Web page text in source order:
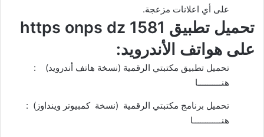
على أي اعلانات مزعجة.
تحميل تطبيق https onps dz 1581
على هواتف الأندرويد:
تحميل تطبيق مكتبتي الرقمية (نسخة هاتف أندرويد) :
هنــــــــــا
تحميل برنامج مكتبتي الرقمية (نسخة كمبيوتر وينداوز) :
هنــــــــــــا